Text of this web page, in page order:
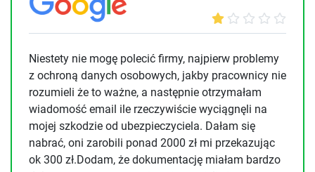
Niestety nie mogę polecić firmy, najpierw problemy
z ochroną danych osobowych, jakby pracownicy nie
rozumieli że to ważne, a następnie otrzymałam
wiadomość email ile rzeczywiście wyciągnęli na
mojej szkodzie od ubezpieczyciela. Dałam się
nabrać, oni zarobili ponad 2000 zł mi przekazując
ok 300 zł.Dodam, że dokumentację miałam bardzo